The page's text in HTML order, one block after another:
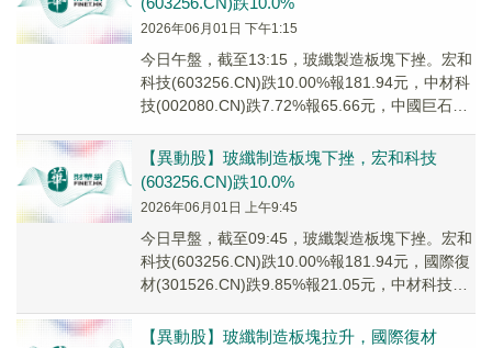
2026年06月01日 下午1:15
今日午盤，截至13:15，玻纖製造板塊下挫。宏和
科技(603256.CN)跌10.00%報181.94元，中材科
技(002080.CN)跌7.72%報65.66元，中國巨石
【異動股】玻纖制造板塊下挫，宏和科技
(603256.CN)跌10.0%
2026年06月01日 上午9:45
今日早盤，截至09:45，玻纖製造板塊下挫。宏和
科技(603256.CN)跌10.00%報181.94元，國際復
材(301526.CN)跌9.85%報21.05元，中材科技
【異動股】玻纖制造板塊拉升，國際復材